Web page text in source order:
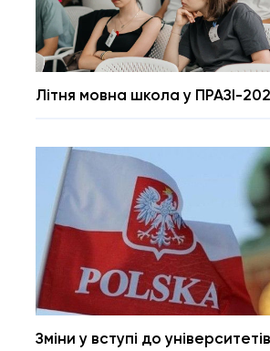
Літня мовна школа у ПРАЗІ-
Зміни у вступі до